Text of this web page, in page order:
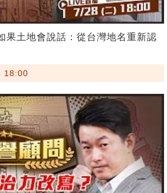
果土地會說話：從台灣地名重新認
18:00